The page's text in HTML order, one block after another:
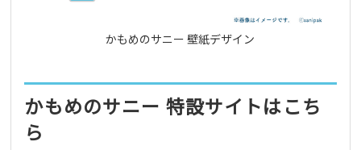
かもめのサニー 壁紙デザイン
かもめのサニー 特設サイトはこち
ら